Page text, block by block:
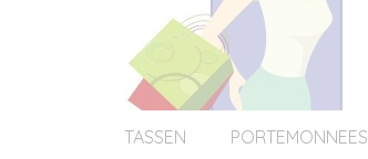
TASSEN PORTEMONNEES